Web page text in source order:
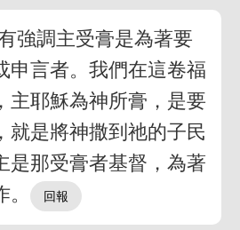
強調主受膏是為著要
申言者。我們在這卷福
主耶穌為神所膏，是要
就是將神撒到祂的子民
是那受膏者基督，為著